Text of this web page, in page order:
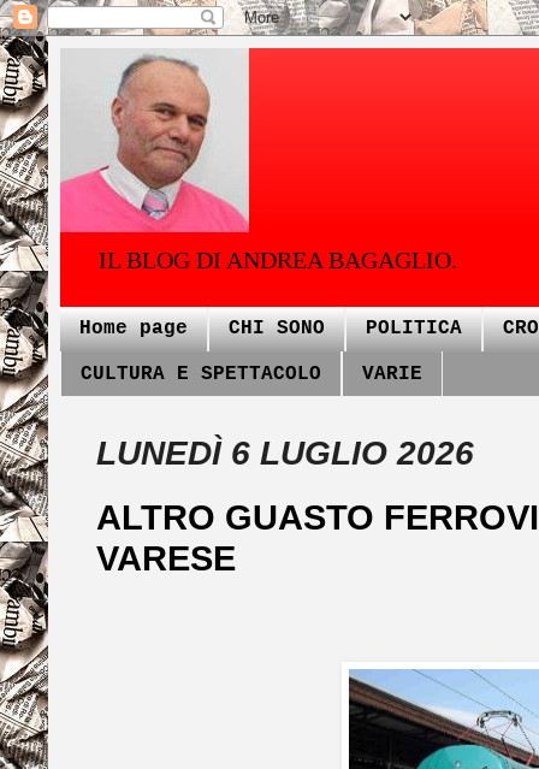
IL BLOG DI ANDREA BAGAGLIO.
Home page CHI SONO POLITICA
CULTURA E SPETTACOLO VARIE
LUNEDÌ 6 LUGLIO 2026
ALTRO GUASTO
VARESE